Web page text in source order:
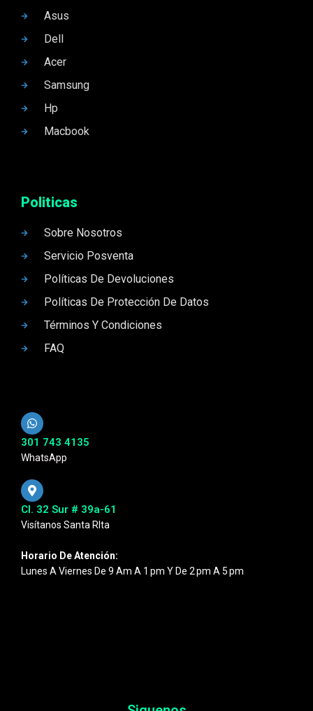
Asus
Dell
Acer
Samsung
Hp
Macbook
Politicas
Sobre Nosotros
Servicio Posventa
Políticas De Devoluciones
Políticas De Protección De Datos
Términos Y Condiciones
FAQ
301 743 4135
WhatsApp
Cl. 32 Sur # 39a-61
Visítanos Santa RIta
Horario De Atención:
Lunes A Viernes De 9 Am A 1 Pm Y De 2 Pm A 5 Pm